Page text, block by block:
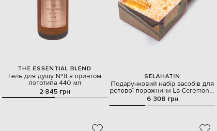
THE ESSENTIAL BLEND
Гель для душу №8 з принтом
логотипа 440 мл
2 845 грн
SELAHATIN
Подарунковий набір засобів для
ротової порожнини La Cérémonie
Of Course I Still Luv You
6 308 грн